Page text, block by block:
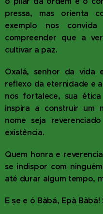
pressa, mas orienta
exemplo nos
compreender que a
cultivar a paz.
Oxalá, senhor da vida
reflexo da eternidade e
nos fortalece, sua
inspira a construir um
nome seja
existência.
Quem honra e
se indispor com
até durar algum tempo,
E ṣe e ó Bàbá, Epà Bàbá!